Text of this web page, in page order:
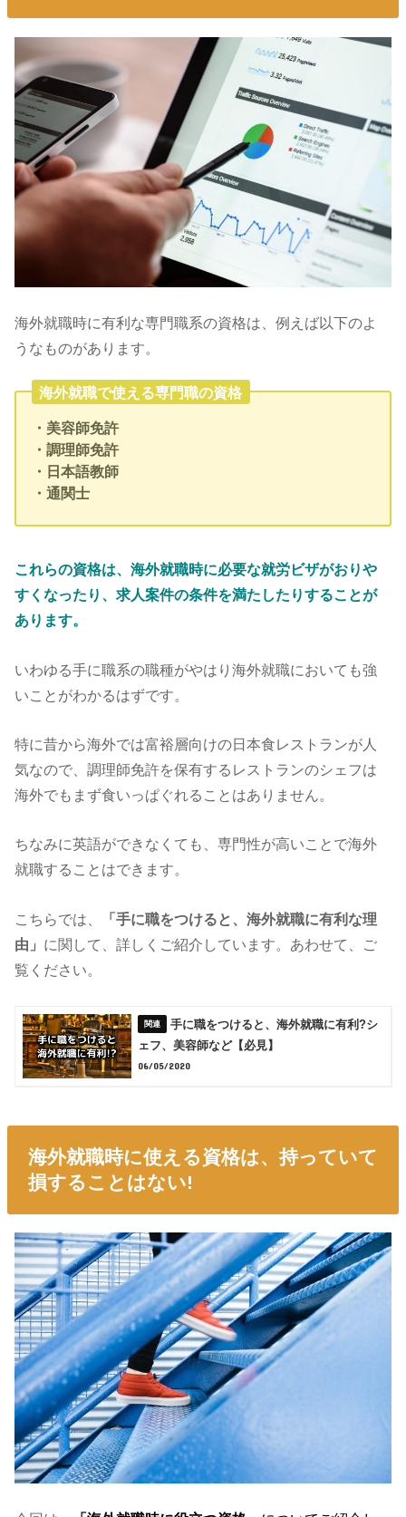
海外就職時に有利な専門職系の資格は、例えば以下のよ
うなものがあります。
海外就職で使える専門職の資格
・美容師免許
・調理師免許
・日本語教師
・通関士
これらの資格は、海外就職時に必要な就労ビザがおりや
すくなったり、求人案件の条件を満たしたりすることが
あります。
いわゆる手に職系の職種がやはり海外就職においても強
いことがわかるはずです。
特に昔から海外では富裕層向けの日本食レストランが人
気なので、調理師免許を保有するレストランのシェフは
海外でもまず食いっぱぐれることはありません。
ちなみに英語ができなくても、専門性が高いことで海外
就職することはできます。
こちらでは、
「手に職をつけると、海外就職に有利な理
由」 に関して、詳しくご紹介しています。あわせて、ご
覧ください。
手に職をつけると、海外就職に有利?シ
ェフ、美容師など【必見】
06/05/2020
海外就職時に使える資格は、持っていて
損することはない!